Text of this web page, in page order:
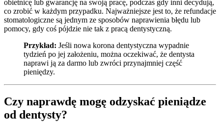
obietnicę lub gwarancję na swoją pracę, podczas gdy inni decydują,
co zrobić w każdym przypadku. Najważniejsze jest to, że refundacje
stomatologiczne są jednym ze sposobów naprawienia błędu lub
pomocy, gdy coś pójdzie nie tak z pracą dentystyczną.
Przykład: Jeśli nowa korona dentystyczna wypadnie
tydzień po jej założeniu, można oczekiwać, że dentysta
naprawi ją za darmo lub zwróci przynajmniej część
pieniędzy.
Czy naprawdę mogę odzyskać pieniądze
od dentysty?